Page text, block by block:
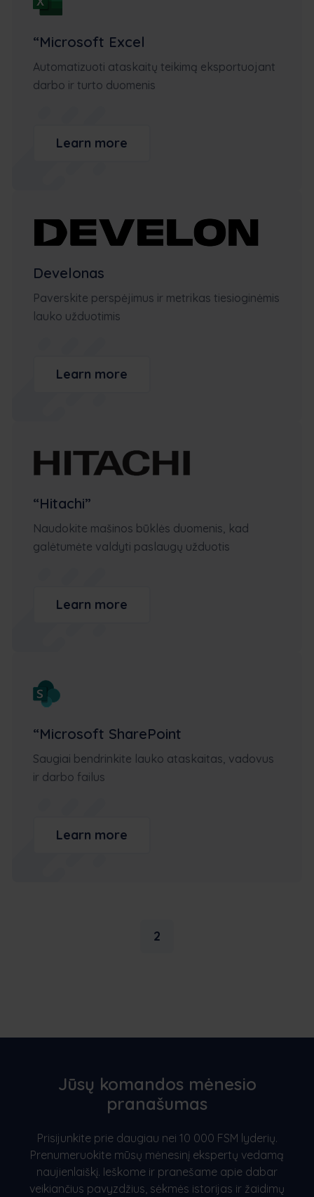
“Microsoft Excel
Automatizuoti ataskaitų teikimą eksportuojant
darbo ir turto duomenis
Learn more
Develonas
Paverskite perspėjimus ir metrikas tiesioginėmis
lauko užduotimis
Learn more
“Hitachi”
Naudokite mašinos būklės duomenis, kad
galėtumėte valdyti paslaugų užduotis
Learn more
“Microsoft SharePoint
Saugiai bendrinkite lauko ataskaitas, vadovus
ir darbo failus
Learn more
2
Jūsų komandos mėnesio
pranašumas
Prisijunkite prie daugiau nei 10 000 FSM lyderių.
Prenumeruokite mūsų mėnesinį ekspertų vedamą
naujienlaiškį. Ieškome ir pranešame apie dabar
veikiančius pavyzdžius, sėkmės istorijas ir žaidimų